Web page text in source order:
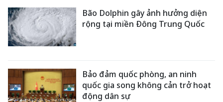
Bão Dolphin gây ảnh hưởng diện
rộng tại miền Đông Trung Quốc
Bảo đảm quốc phòng, an ninh
quốc gia song không cản trở hoạt
động dân sự